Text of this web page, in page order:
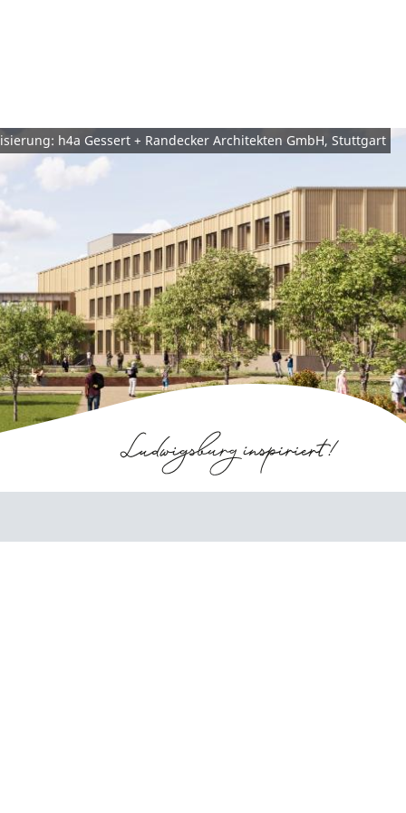
h4a Gessert + Randecker Architekten GmbH, Stuttgart